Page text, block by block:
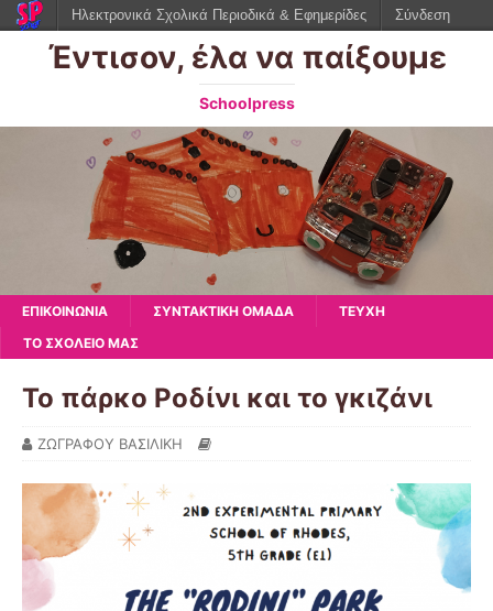
Έντισον, έλα να παίξουμε
Schoolpress
ΕΠΙΚΟΙΝΩΝΙΑ ΣΥΝΤΑΚΤΙΚΗ ΟΜΑΔΑ
ΤΕΥΧΗ
ΤΟ ΣΧΟΛΕΙΟ ΜΑΣ
Το πάρκο Ροδίνι και το γκιζάνι
ΖΩΓΡΑΦΟΥ ΒΑΣΙΛΙΚΗ
Ηλεκτρονικά Σχολικά Περιοδικά & Εφημερίδες Σύνδεση